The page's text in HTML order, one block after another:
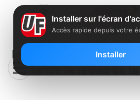
Le Conseil National
demande le retrait de
Installer sur l'écran
Accès rapide depuis votre
Installer